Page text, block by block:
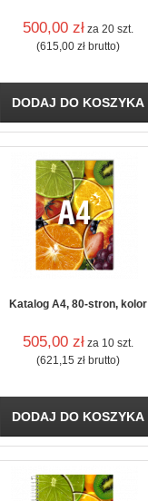
500,00 zł za 20 szt.
(615,00 zł brutto)
DODAJ DO KOSZYKA
Katalog A4, 80-stron, kolor
505,00 zł za 10 szt.
(621,15 zł brutto)
DODAJ DO KOSZYKA